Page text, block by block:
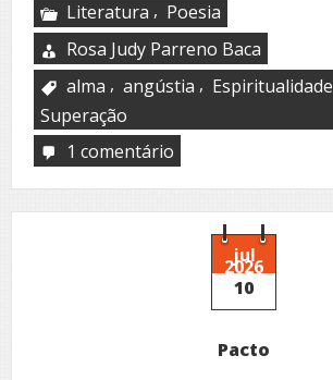
Literatura , Poesia
Rosa Judy Parreno Baca
alma , angústia , Espiritualidade
Superação
1 comentário
jul
2026
10
Pacto